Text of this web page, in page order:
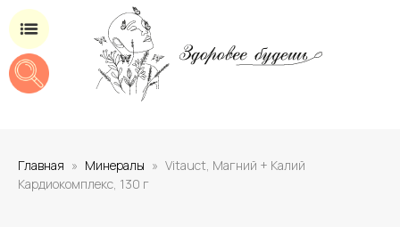
Главная Минералы
Vitauct, Магний + Калий
Кардиокомплекс, 130 г